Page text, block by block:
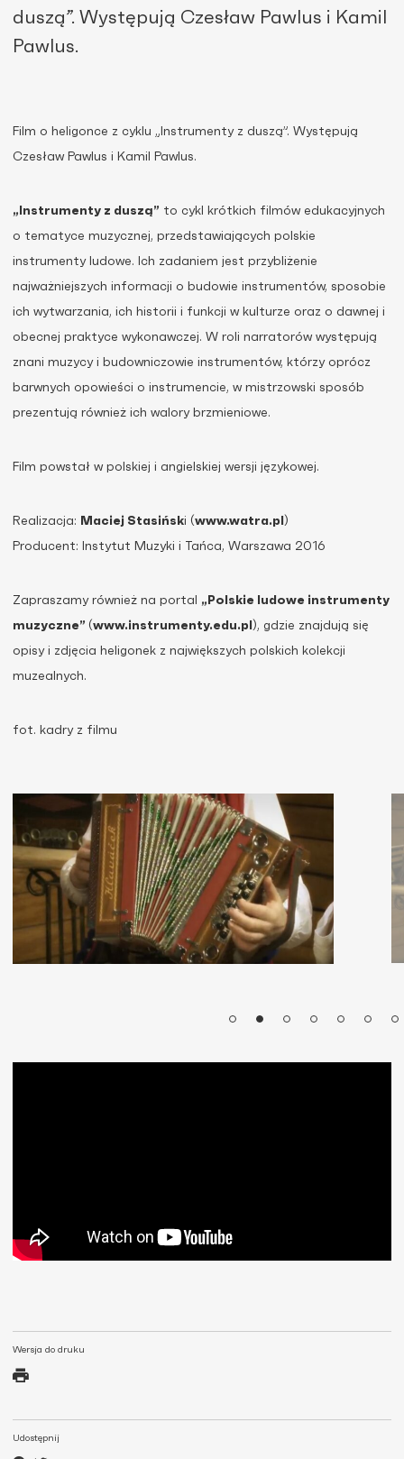
duszą”. Występują Czesław Pawlus i Kamil
Pawlus.
Wersja do druku
Udostępnij
Film o heligonce z cyklu „Instrumenty z duszą”. Występują
Czesław Pawlus i Kamil Pawlus.
„Instrumenty z duszą” to cykl krótkich filmów edukacyjnych
o tematyce muzycznej, przedstawiających polskie
instrumenty ludowe. Ich zadaniem jest przybliżenie
najważniejszych informacji o budowie instrumentów, sposobie
ich wytwarzania, ich historii i funkcji w kulturze oraz o dawnej i
obecnej praktyce wykonawczej. W roli narratorów występują
znani muzycy i budowniczowie instrumentów, którzy oprócz
barwnych opowieści o instrumencie, w mistrzowski sposób
prezentują również ich walory brzmieniowe.
Film powstał w polskiej i angielskiej wersji językowej.
Realizacja: Maciej Stasiński (www.watra.pl )
Producent: Instytut Muzyki i Tańca, Warszawa 2016
Zapraszamy również na portal „Polskie ludowe instrumenty
muzyczne” (www.instrumenty.edu.pl ), gdzie znajdują się
opisy i zdjęcia heligonek z największych polskich kolekcji
muzealnych.
fot. kadry z filmu